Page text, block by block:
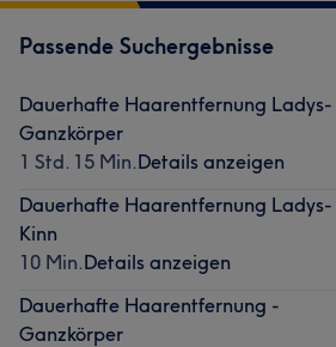
Passende Suchergebnisse
Dauerhafte Haarentfernung Ladys-
Ganzkörper
1 Std. 15 Min.Details anzeigen
Dauerhafte Haarentfernung Ladys-
Kinn
10 Min.Details anzeigen
Dauerhafte Haarentfernung -
Ganzkörper